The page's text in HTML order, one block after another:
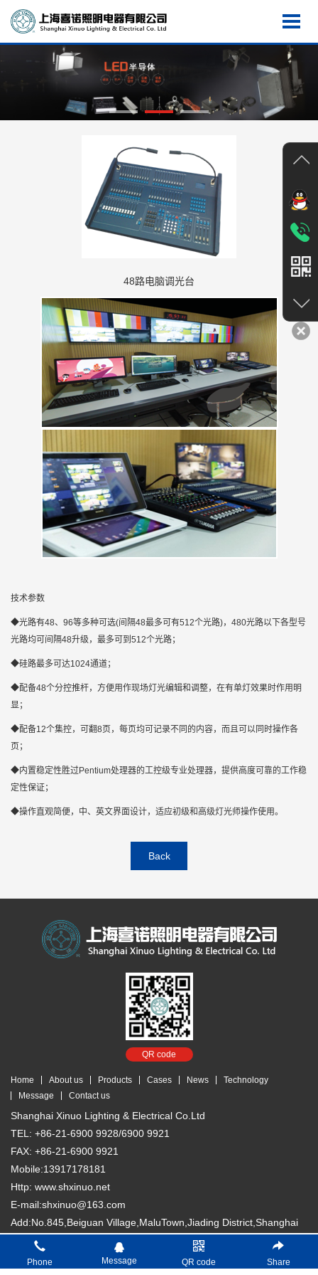
48路电脑调光台
技术参数
◆光路有48、96等多种可选(间隔48最多可有512个光路)，480光路以下各型号
光路均可间隔48升级，最多可到512个光路；
◆硅路最多可达1024通道；
◆配备48个分控推杆，方便用作现场灯光编辑和调整，在有单灯效果时作用明
显；
◆配备12个集控，可翻8页，每页均可记录不同的内容，而且可以同时操作各
页；
◆内置稳定性胜过Pentium处理器的工控级专业处理器，提供高度可靠的工作稳
定性保证；
◆操作直观简便，中、英文界面设计，适应初级和高级灯光师操作使用。
Back
QR code
Home About us Products Cases News
Technology
Message
Contact us
Shanghai Xinuo Lighting & Electrical Co.Ltd
TEL: +86-21-6900 9928/6900 9921
FAX: +86-21-6900 9921
Mobile:13917178181
Http: www.shxinuo.net
E-mail:shxinuo@163.com
Add:No.845,Beiguan Village,MaluTown,Jiading District,Shanghai
Copyright © 2018 Shanghai Xinuo Lighting & Electrical Co. Ltd
ICP备13007066号-1
Phone Message QR code Share